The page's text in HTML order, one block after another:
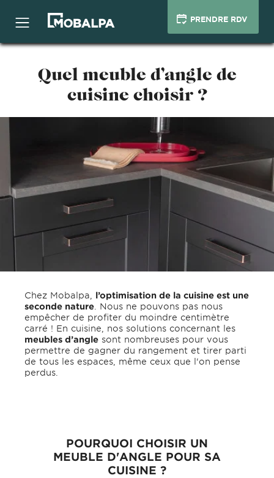
PRENDRE RDV
Quel meuble d’angle de
cuisine choisir ?
Chez Mobalpa, l’optimisation de la cuisine est une
seconde nature . Nous ne pouvons pas nous
empêcher de profiter du moindre centimètre
carré ! En cuisine, nos solutions concernant les
meubles d’angle sont nombreuses pour vous
permettre de gagner du rangement et tirer parti
de tous les espaces, même ceux que l'on pense
perdus.
POURQUOI CHOISIR UN
MEUBLE D'ANGLE POUR SA
CUISINE ?